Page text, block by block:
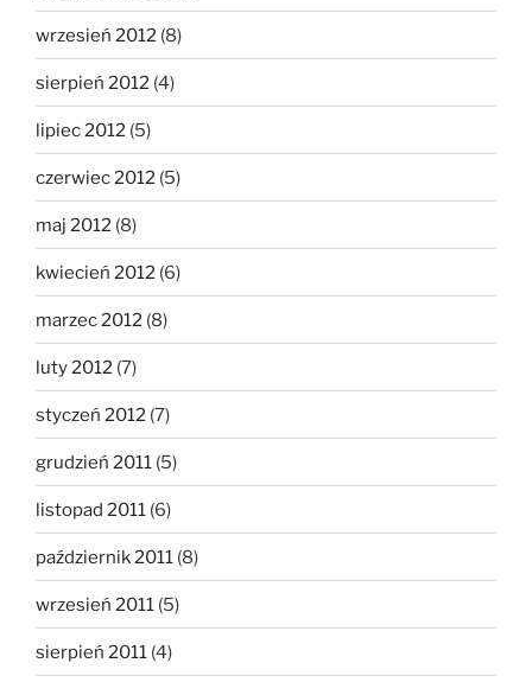
wrzesień 2012 (8)
sierpień 2012 (4)
lipiec 2012 (5)
czerwiec 2012 (5)
maj 2012 (8)
kwiecień 2012 (6)
marzec 2012 (8)
luty 2012 (7)
styczeń 2012 (7)
grudzień 2011 (5)
listopad 2011 (6)
październik 2011 (8)
wrzesień 2011 (5)
sierpień 2011 (4)